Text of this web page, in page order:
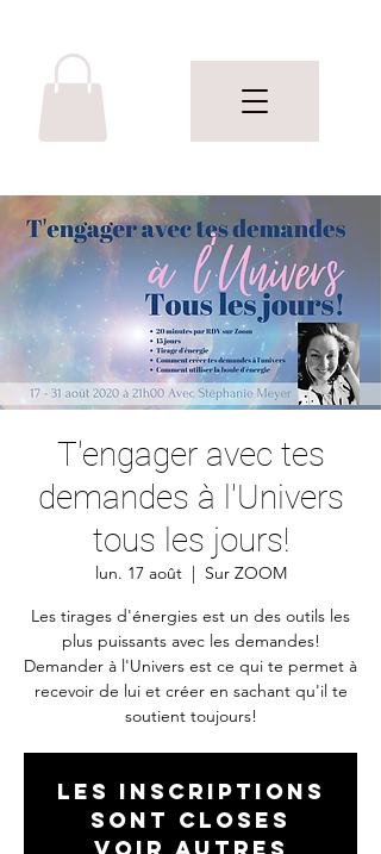
T'engager avec tes
demandes à l'Univers
tous les jours!
lun. 17 août
  |
Sur ZOOM
Les tirages d'énergies est un des outils les
plus puissants avec les demandes!
Demander à l'Univers est ce qui te permet à
recevoir de lui et créer en sachant qu'il te
soutient toujours!
Les inscriptions
sont closes